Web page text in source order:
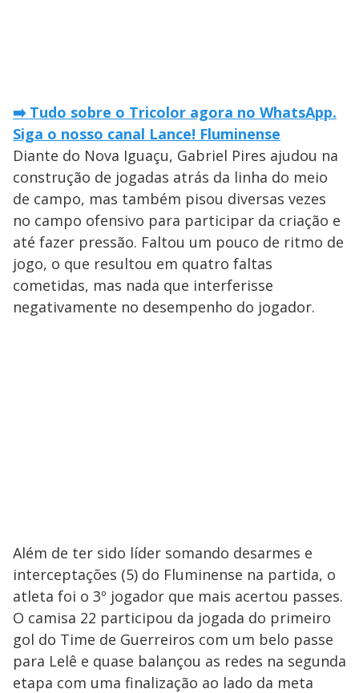
➡️ Tudo sobre o Tricolor agora no WhatsApp.
Siga o nosso canal Lance! Fluminense
Diante do Nova Iguaçu, Gabriel Pires ajudou na
construção de jogadas atrás da linha do meio
de campo, mas também pisou diversas vezes
no campo ofensivo para participar da criação e
até fazer pressão. Faltou um pouco de ritmo de
jogo, o que resultou em quatro faltas
cometidas, mas nada que interferisse
negativamente no desempenho do jogador.
Além de ter sido líder somando desarmes e
interceptações (5) do Fluminense na partida, o
atleta foi o 3º jogador que mais acertou passes.
O camisa 22 participou da jogada do primeiro
gol do Time de Guerreiros com um belo passe
para Lelê e quase balançou as redes na segunda
etapa com uma finalização ao lado da meta